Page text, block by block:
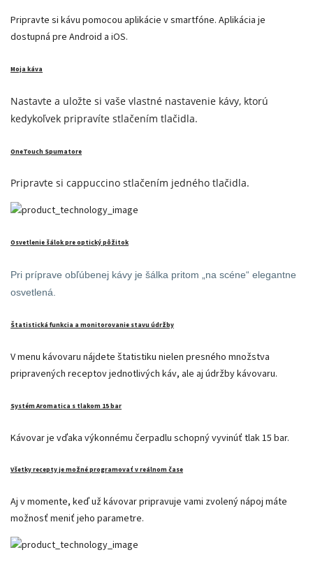
Pripravte si kávu pomocou aplikácie v smartfóne. Aplikácia je
dostupná pre Android a iOS.
Moja káva
Nastavte a uložte si vaše vlastné nastavenie kávy, ktorú
kedykoľvek pripravíte stlačením tlačidla.
OneTouch Spumatore
Pripravte si cappuccino stlačením jedného tlačidla.
Osvetlenie šálok pre optický pôžitok
Pri príprave obľúbenej kávy je šálka pritom „na scéne“ elegantne
osvetlená.
Štatistická funkcia a monitorovanie stavu údržby
V menu kávovaru nájdete štatistiku nielen presného množstva
pripravených receptov jednotlivých káv, ale aj údržby kávovaru.
Systém Aromatica s tlakom 15 bar
Kávovar je vďaka výkonnému čerpadlu schopný vyvinúť tlak15 bar.
Všetky recepty je možné programovať v reálnom čase
Aj v momente, keď už kávovar pripravuje vami zvolený nápoj máte
možnosť meniť jeho parametre.